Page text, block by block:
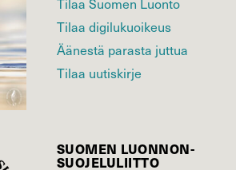
Tilaa digilukuoikeus
Äänestä parasta juttua
Tilaa uutiskirje
SUOMEN LUONNON­
SUOJELU­LIITTO